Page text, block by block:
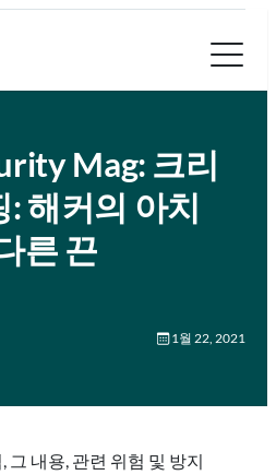
Mag: 크리
: 해커의 아치
른 끈
1월 22, 2021
그 내용, 관련 위험 및 방지